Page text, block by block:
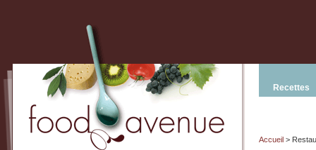
Recettes
Accueil >